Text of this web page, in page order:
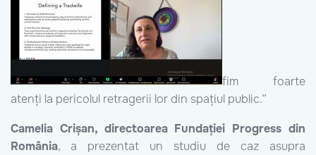
fim foarte
atenți la pericolul retragerii lor din spațiul public.”
Camelia Crișan, directoarea Fundației Progress din
România, a prezentat un studiu de caz asupra